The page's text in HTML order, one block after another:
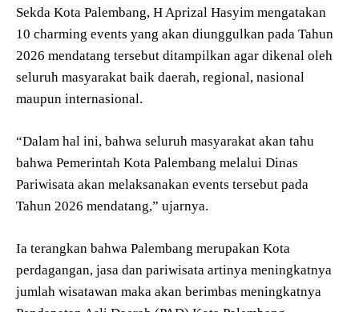
Sekda Kota Palembang, H Aprizal Hasyim mengatakan
10 charming events yang akan diunggulkan pada Tahun
2026 mendatang tersebut ditampilkan agar dikenal oleh
seluruh masyarakat baik daerah, regional, nasional
maupun internasional.
“Dalam hal ini, bahwa seluruh masyarakat akan tahu
bahwa Pemerintah Kota Palembang melalui Dinas
Pariwisata akan melaksanakan events tersebut pada
Tahun 2026 mendatang,” ujarnya.
Ia terangkan bahwa Palembang merupakan Kota
perdagangan, jasa dan pariwisata artinya meningkatnya
jumlah wisatawan maka akan berimbas meningkatnya